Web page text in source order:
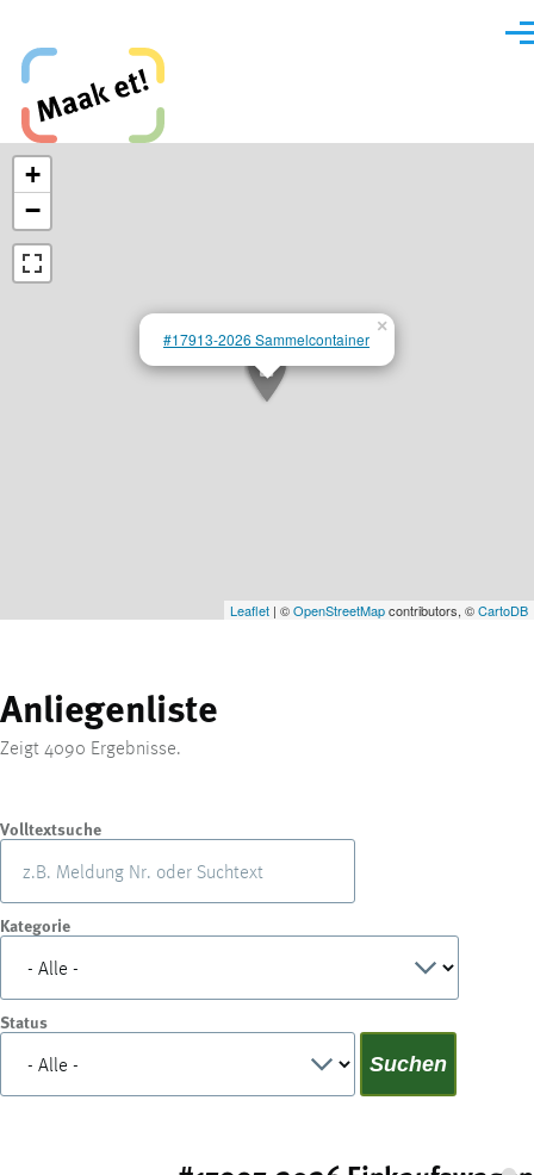
Maak et, Krefeld!
#17913-2026 Sammelcontainer
×
+
−
Leaflet | ©OpenStreetMapcontributors, ©CartoDB
Anliegenliste
Zeigt4090 Ergebnisse.
Volltextsuche
Kategorie
Status